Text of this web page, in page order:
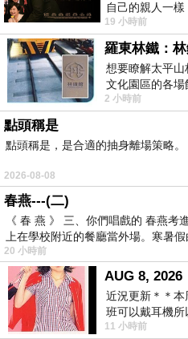
第2天段考整個超雖的
因為學校規定要把學生
其他老師都沒在檢查學生
結果就剛好我忘記拿出來
監考老師在檢查....
她說:你學生証勒?
她說:學校不是規定要拿
說完他就走了..我還以完
結果下課過一回兒
就有自我檢討表送來了=
自己的親人一
民如親，說的這
19 小時前
羅東林鐵：
想要瞭解太平
文化園區的各
以到林鐵館。 這
2 小時前
點頭稱是
點頭稱是，是合適的抽身離場策略。
2026-08-08
春燕---(二)
《 春 燕 》 三、你們唱戲的 春燕
上在學校附近的餐廳當外場。寒暑
20 小時前
AUG 8, 2026
近況更新＊＊
班可以戴耳機
定哪天但就是一
11 小時前